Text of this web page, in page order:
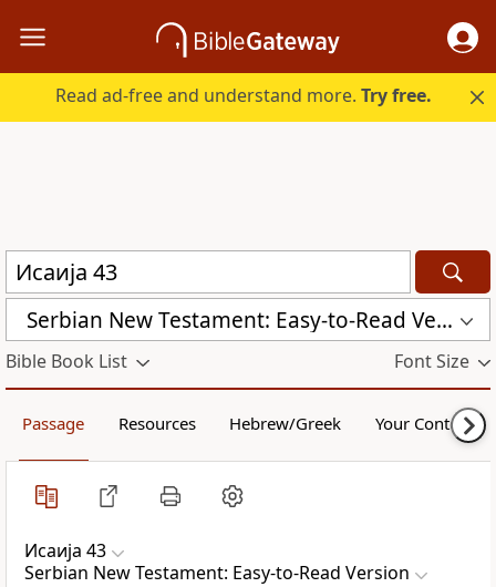
Read ad-free and understand more.Try free.
Serbian New Testament: Easy-to-Read Version (ERV-SR)
Bible Book List Font Size
Passage Resources Hebrew/Greek Your Content
Исаија 43
Serbian New Testament: Easy-to-Read Version